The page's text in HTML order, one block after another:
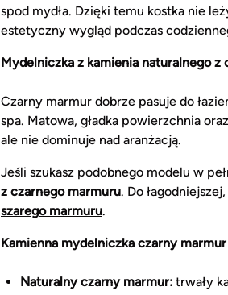
spod mydła. Dzięki temu kostka nie
estetyczny wygląd podczas
Mydelniczka z kamienia naturalnego z
Czarny marmur dobrze pasuje do
spa. Matowa, gładka powierzchnia
ale nie dominuje nad aranżacją.
Jeśli szukasz podobnego modelu w
z czarnego marmuru. Do
szarego marmuru.
Kamienna mydelniczka czarny
Naturalny czarny marmur: trwały